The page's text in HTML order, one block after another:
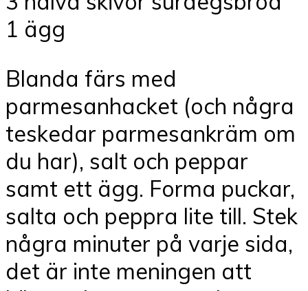
1 ägg
Blanda färs med
parmesanhacket (och några
teskedar parmesankräm om
du har), salt och peppar
samt ett ägg. Forma puckar,
salta och peppra lite till. Stek
några minuter på varje sida,
det är inte meningen att